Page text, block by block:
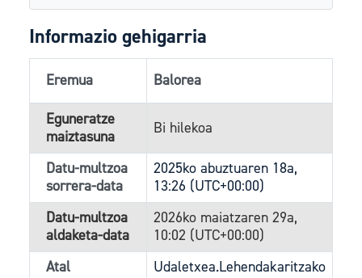
Informazio gehigarria
Eremua Balorea
Eguneratze
maiztasuna
Bi hilekoa
Datu-multzoa
sorrera-data
2025ko abuztuaren 18a,
13:26 (UTC+00:00)
Datu-multzoa
aldaketa-data
2026ko maiatzaren 29a,
10:02 (UTC+00:00)
Atal
Udaletxea.Lehendakaritzako